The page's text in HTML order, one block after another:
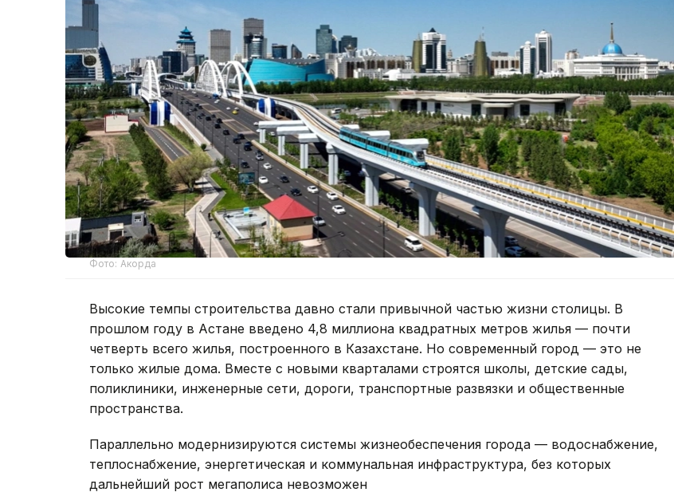
Фото: Акорда
Высокие темпы строительства давно стали привычной частью жизни столицы. В
прошлом году в Астане введено 4,8 миллиона квадратных метров жилья — почти
четверть всего жилья, построенного в Казахстане. Но современный город — это не
только жилые дома. Вместе с новыми кварталами строятся школы, детские сады,
поликлиники, инженерные сети, дороги, транспортные развязки и общественные
пространства.
Параллельно модернизируются системы жизнеобеспечения города — водоснабжение,
теплоснабжение, энергетическая и коммунальная инфраструктура, без которых
дальнейший рост мегаполиса невозможен